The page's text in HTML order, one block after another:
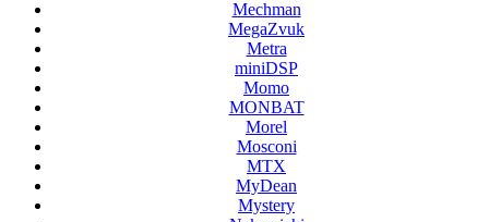
Mechman
MegaZvuk
Metra
miniDSP
Momo
MONBAT
Morel
Mosconi
MTX
MyDean
Mystery